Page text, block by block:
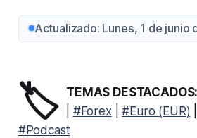
Actualizado: Lunes, 1 de junio
🏷️ TEMAS DESTACADOS:
#Forex|#Euro (EUR)
#Podcast